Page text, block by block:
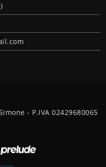
- P.IVA 02429680065